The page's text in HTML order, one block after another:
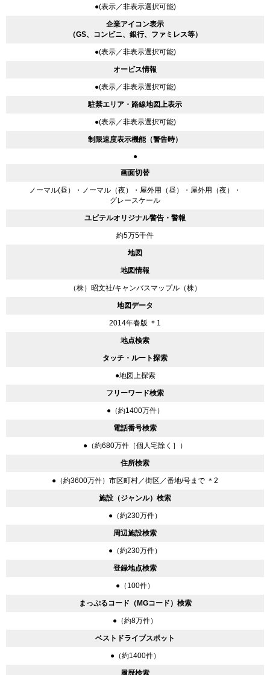
●(表示／非表示選択可能)
企業アイコン表示
（GS、コンビニ、銀行、ファミレス等）
●(表示／非表示選択可能)
オービス情報
●(表示／非表示選択可能)
駐禁エリア・路線地図上表示
●(表示／非表示選択可能)
制限速度表示機能（警告時）
●
画面切替
ノーマル(昼）・ノーマル（夜）・屋外用（昼）・屋外用（夜）・
グレースケール
ユピテルオリジナル警告・警報
約5万5千件
地図
地図情報
（株）昭文社/キャンバスマップル（株）
地図データ
2014年春版 ＊1
地点検索
タッチ・ルート探索
●地図上探索
フリーワード検索
●（約1400万件）
電話番号検索
●（約680万件［個人宅除く］）
住所検索
●（約3600万件）市区町村／街区／番地/号まで ＊2
施設（ジャンル）検索
●（約230万件）
周辺施設検索
●（約230万件）
登録地点検索
●（100件）
まっぷるコード（MGコード）検索
●（約8万件）
ベストドライブスポット
●（約1400件）
履歴検索